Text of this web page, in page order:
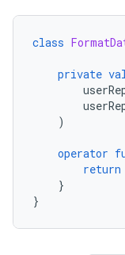
class
private
)
operator
return
}
}